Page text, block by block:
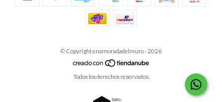
© Copyright enamoradadelmuro - 2026
Todos los derechos reservados.